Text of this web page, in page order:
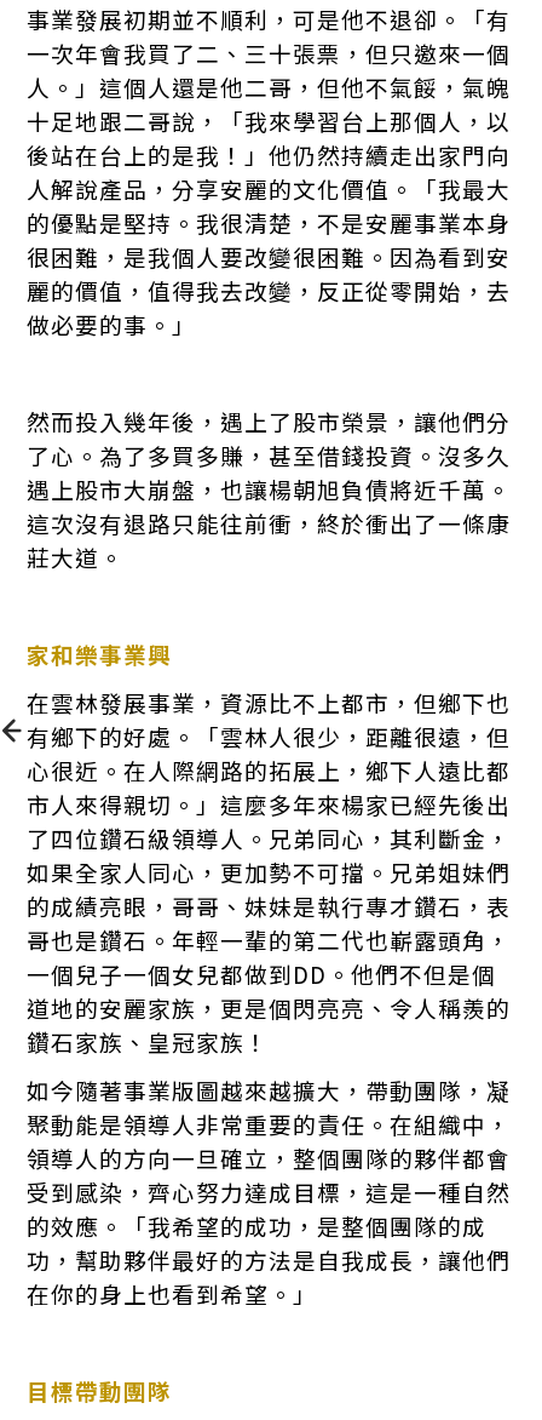
事業發展初期並不順利，可是他不退卻。「有
一次年會我買了二、三十張票，但只邀來一個
人。」這個人還是他二哥，但他不氣餒，氣魄
十足地跟二哥說，「我來學習台上那個人，以
後站在台上的是我！」他仍然持續走出家門向
人解說產品，分享安麗的文化價值。「我最大
的優點是堅持。我很清楚，不是安麗事業本身
很困難，是我個人要改變很困難。因為看到安
麗的價值，值得我去改變，反正從零開始，去
做必要的事。」
然而投入幾年後，遇上了股市榮景，讓他們分
了心。為了多買多賺，甚至借錢投資。沒多久
遇上股市大崩盤，也讓楊朝旭負債將近千萬。
這次沒有退路只能往前衝，終於衝出了一條康
莊大道。
家和樂事業興
在雲林發展事業，資源比不上都市，但鄉下也
有鄉下的好處。「雲林人很少，距離很遠，但
心很近。在人際網路的拓展上，鄉下人遠比都
市人來得親切。」這麼多年來楊家已經先後出
了四位鑽石級領導人。兄弟同心，其利斷金，
如果全家人同心，更加勢不可擋。兄弟姐妹們
的成績亮眼，哥哥、妹妹是執行專才鑽石，表
哥也是鑽石。年輕一輩的第二代也嶄露頭角，
一個兒子一個女兒都做到DD。他們不但是個
道地的安麗家族，更是個閃亮亮、令人稱羨的
鑽石家族、皇冠家族！
如今隨著事業版圖越來越擴大，帶動團隊，凝
聚動能是領導人非常重要的責任。在組織中，
領導人的方向一旦確立，整個團隊的夥伴都會
受到感染，齊心努力達成目標，這是一種自然
的效應。「我希望的成功，是整個團隊的成
功，幫助夥伴最好的方法是自我成長，讓他們
在你的身上也看到希望。」
目標帶動團隊